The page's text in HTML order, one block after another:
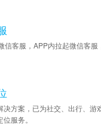
信客服，APP内拉起微信客
决方案，已为社交、出行、游
服务。